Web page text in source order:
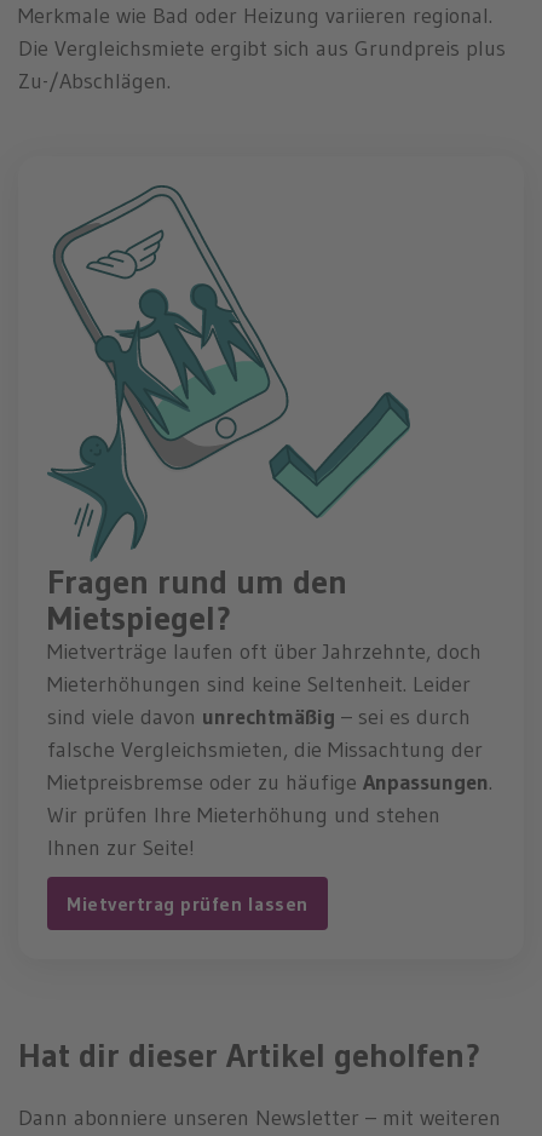
Merkmale wie Bad oder Heizung variieren regional.
Die Vergleichsmiete ergibt sich aus Grundpreis plus
Zu-/Abschlägen.
Fragen rund um den
Mietspiegel?
Mietverträge laufen oft über Jahrzehnte, doch
Mieterhöhungen sind keine Seltenheit. Leider
sind viele davon unrechtmäßig – sei es durch
falsche Vergleichsmieten, die Missachtung der
Mietpreisbremse oder zu häufige Anpassungen.
Wir prüfen Ihre Mieterhöhung und stehen
Ihnen zur Seite!
Mietvertrag prüfen lassen
Hat dir dieser Artikel geholfen?
Dann abonniere unseren Newsletter – mit weiteren